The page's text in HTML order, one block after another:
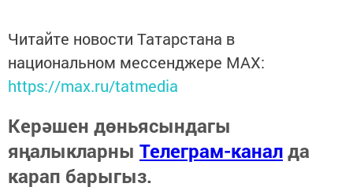
Читайте новости Татарстана в
национальном мессенджере MАХ:
https://max.ru/tatmedia
Керәшен дөньясындагы
яңалыкларны Телеграм-каналда
карап барыгыз.